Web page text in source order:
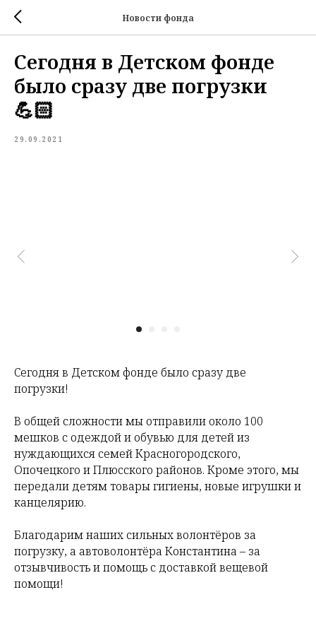
Новости фонда
Сегодня в Детском фонде
было сразу две погрузки
💪🏻
29.09.2021
Сегодня в Детском фонде было сразу две
погрузки!
В общей сложности мы отправили около 100
мешков с одеждой и обувью для детей из
нуждающихся семей Красногородского,
Опочецкого и Плюсского районов. Кроме этого, мы
передали детям товары гигиены, новые игрушки и
канцелярию.
Благодарим наших сильных волонтёров за
погрузку, а автоволонтёра Константина – за
отзывчивость и помощь с доставкой вещевой
помощи!